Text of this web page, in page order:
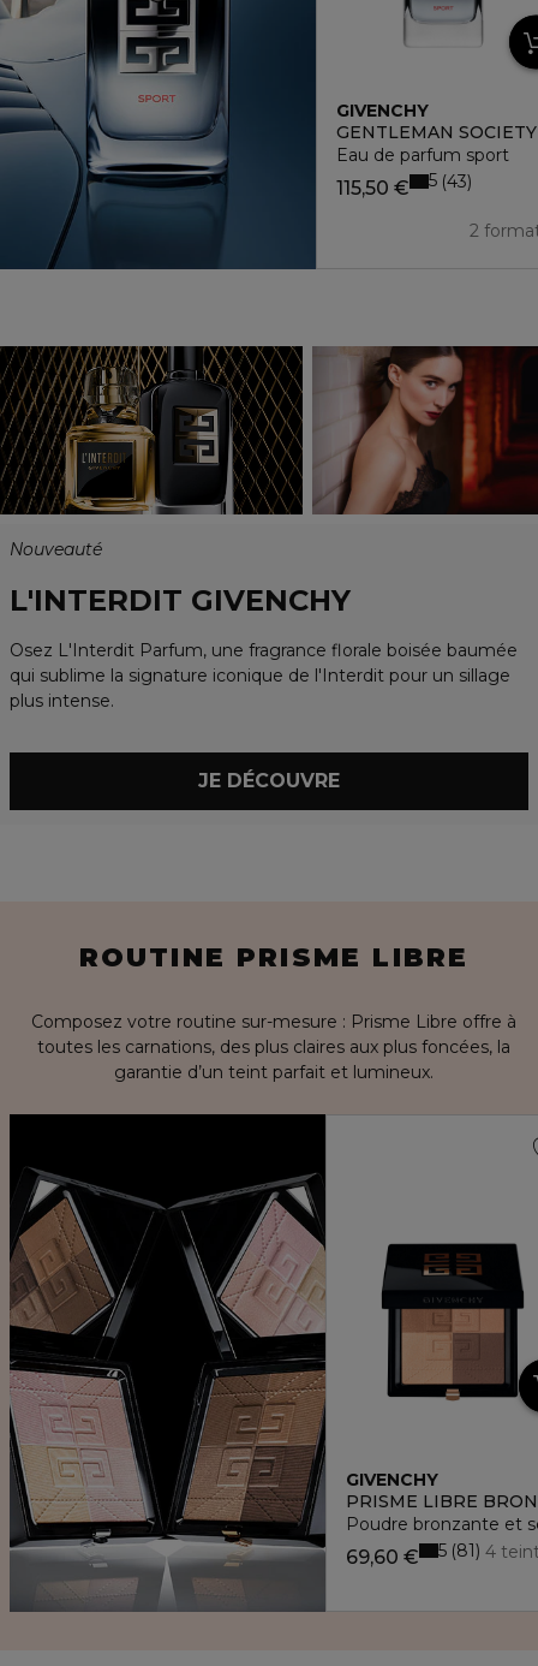
GIVENCHY
GENTLEMAN SOCIETY
Eau de parfum sport
115,50 €
2
5 43
Nouveauté
L'INTERDIT GIVENCHY
Osez L'Interdit Parfum, une fragrance florale boisée baumée
qui sublime la signature iconique de l'Interdit pour un sillage
plus intense.
JE DÉCOUVRE
ROUTINE PRISME LIBRE
Composez votre routine sur-mesure : Prisme Libre offre à
toutes les carnations, des plus claires aux plus foncées, la
garantie d’un teint parfait et lumineux.
GIVENCHY
PRISME LIBRE
Poudre bronzante et
69,60 € 4
5 81